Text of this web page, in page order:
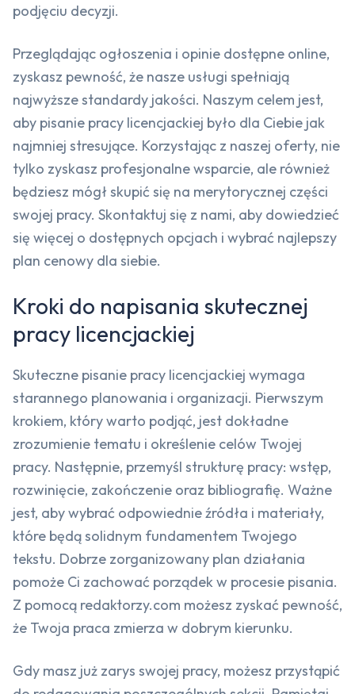
podjęciu decyzji.
Przeglądając ogłoszenia i opinie dostępne online,
zyskasz pewność, że nasze usługi spełniają
najwyższe standardy jakości. Naszym celem jest,
aby pisanie pracy licencjackiej było dla Ciebie jak
najmniej stresujące. Korzystając z naszej oferty, nie
tylko zyskasz profesjonalne wsparcie, ale również
będziesz mógł skupić się na merytorycznej części
swojej pracy. Skontaktuj się z nami, aby dowiedzieć
się więcej o dostępnych opcjach i wybrać najlepszy
plan cenowy dla siebie.
Kroki do napisania skutecznej
pracy licencjackiej
Skuteczne pisanie pracy licencjackiej wymaga
starannego planowania i organizacji. Pierwszym
krokiem, który warto podjąć, jest dokładne
zrozumienie tematu i określenie celów Twojej
pracy. Następnie, przemyśl strukturę pracy: wstęp,
rozwinięcie, zakończenie oraz bibliografię. Ważne
jest, aby wybrać odpowiednie źródła i materiały,
które będą solidnym fundamentem Twojego
tekstu. Dobrze zorganizowany plan działania
pomoże Ci zachować porządek w procesie pisania.
Z pomocą redaktorzy.com możesz zyskać pewność,
że Twoja praca zmierza w dobrym kierunku.
Gdy masz już zarys swojej pracy, możesz przystąpić